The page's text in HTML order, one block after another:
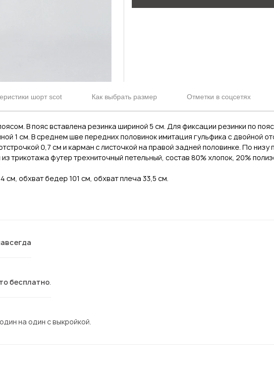
шорт scot Как выбрать размер Отметки в соцсетях
В пояс вставлена резинка шириной 5 см. Для фиксации резинки по
1 см. В среднем шве передних половинок имитация гульфика с двойной
0,7 см и карман с листочкой на правой задней половинке. По низу
трикотажа футер трехниточный петельный, состав 80% хлопок, 20%
обхват бедер 101 см, обхват плеча 33,5 см.
бесплатно
на один с выкройкой.